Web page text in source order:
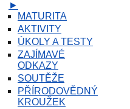
►
MATURITA
AKTIVITY
ÚKOLY A TESTY
ZAJÍMAVÉ
ODKAZY
SOUTĚŽE
PŘÍRODOVĚDNÝ
KROUŽEK